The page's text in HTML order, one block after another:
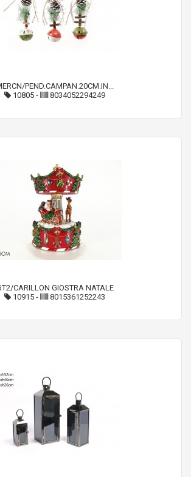
PEND.CAMPAN.20CM.IN...
10805 - 8034052294249
CARILLON GIOSTRA NATALE
10915 - 8015361252243